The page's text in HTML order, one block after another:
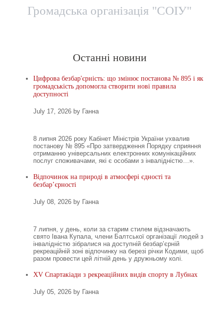
Громадська організація "СОІУ"
Останні новини
Цифрова безбар'єрність: що змінює постанова № 895 і як
громадськість допомогла створити нові правила
доступності
July 17, 2026 by Ганна
8 липня 2026 року Кабінет Міністрів України ухвалив
постанову № 895 «Про затвердження Порядку сприяння
отриманню універсальних електронних комунікаційних
послуг споживачами, які є особами з інвалідністю…».
Відпочинок на природі в атмосфері єдності та
безбар’єрності
July 08, 2026 by Ганна
7 липня, у день, коли за старим стилем відзначають
свято Івана Купала, члени Балтської організації людей з
інвалідністю зібралися на доступній безбар’єрній
рекреаційній зоні відпочинку на березі річки Кодими, щоб
разом провести цей літній день у дружньому колі.
XV Спартакіади з рекреаційних видів спорту в Лубнах
July 05, 2026 by Ганна